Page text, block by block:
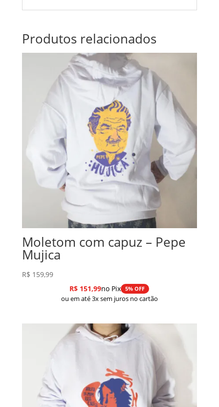
Produtos relacionados
Moletom com capuz – Pepe
Mujica
R$ 159,99
R$ 151,99no Pix 5% OFF
ou em até 3x sem juros no cartão